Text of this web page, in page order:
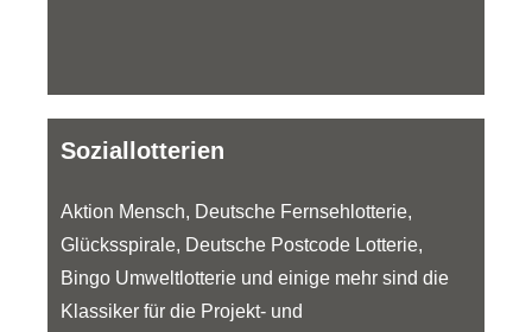
Soziallotterien
Aktion Mensch, Deutsche Fernsehlotterie,
Glücksspirale, Deutsche Postcode Lotterie,
Bingo Umweltlotterie und einige mehr sind die
Klassiker für die Projekt- und